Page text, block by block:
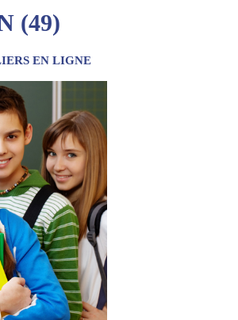
(49)
EN LIGNE